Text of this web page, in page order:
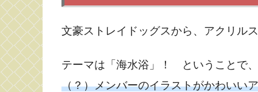
文豪ストレイドッグスから、アクリル
テーマは「海水浴」！ ということで
（？）メンバーのイラストがかわいい